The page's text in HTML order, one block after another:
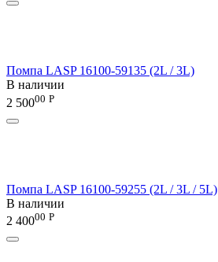
Помпа LASP 16100-59135 (2L / 3L)
В наличии
2 50000 Р
Помпа LASP 16100-59255 (2L / 3L / 5L)
В наличии
2 40000 Р